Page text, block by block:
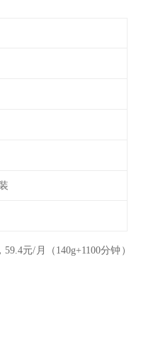
元/月（140g+1100分钟）